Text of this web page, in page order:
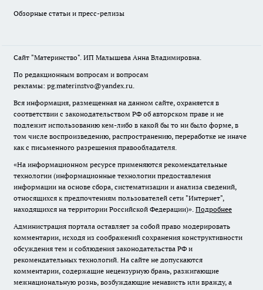
Обзорные статьи и пресс-релизы
Сайт "Материнство". ИП Малышева Анна Владимировна.
По редакционным вопросам и вопросам
рекламы: pg.materinstvo@yandex.ru.
Вся информация, размещенная на данном сайте, охраняется в
соответствии с законодательством РФ об авторском праве и не
подлежит использованию кем-либо в какой бы то ни было форме, в
том числе воспроизведению, распространению, переработке не иначе
как с письменного разрешения правообладателя.
«На информационном ресурсе применяются рекомендательные
технологии (информационные технологии предоставления
информации на основе сбора, систематизации и анализа сведений,
относящихся к предпочтениям пользователей сети "Интернет",
находящихся на территории Российской Федерации)». Подробнее
Администрация портала оставляет за собой право модерировать
комментарии, исходя из соображений сохранения конструктивности
обсуждения тем и соблюдения законодательства РФ и
рекомендательных технологий. На сайте не допускаются
комментарии, содержащие нецензурную брань, разжигающие
межнациональную рознь, возбуждающие ненависть или вражду, а